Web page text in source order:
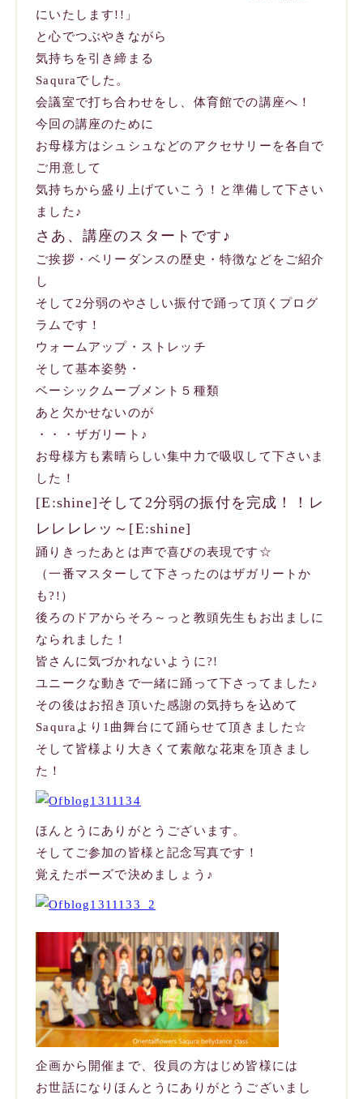
にいたします!!」
と心でつぶやきながら
気持ちを引き締まる
Saquraでした。
会議室で打ち合わせをし、体育館での講座へ！
今回の講座のために
お母様方はシュシュなどのアクセサリーを各自で
ご用意して
気持ちから盛り上げていこう！と準備して下さい
ました♪
さあ、講座のスタートです♪
ご挨拶・ベリーダンスの歴史・特徴などをご紹介
し
そして2分弱のやさしい振付で踊って頂くプログ
ラムです！
ウォームアップ・ストレッチ
そして基本姿勢・
ベーシックムーブメント５種類
あと欠かせないのが
・・・ ザガリート♪
お母様方も素晴らしい集中力で吸収して下さいま
した！
[E:shine]そして2分弱の振付を完成！！レ
レレレレッ～[E:shine]
踊りきったあとは声で喜びの表現です☆
（一番マスターして下さったのはザガリートか
も?!）
後ろのドアからそろ～っと教頭先生もお出ましに
なられました！
皆さんに気づかれないように?!
ユニークな動きで一緒に踊って下さってました♪
その後はお招き頂いた感謝の気持ちを込めて
Saquraより1曲舞台にて踊らせて頂きました☆
そして皆様より大きくて素敵な花束を頂きまし
た！
ほんとうにありがとうございます。
そしてご参加の皆様と記念写真です！
覚えたポーズで決めましょう♪
企画から開催まで、役員の方はじめ皆様には
お世話になりほんとうにありがとうございまし